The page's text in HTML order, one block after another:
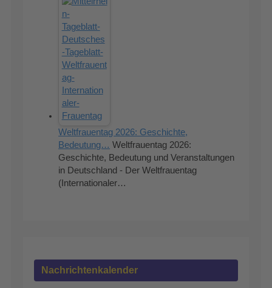
Weltfrauentag 2026: Geschichte,
Bedeutung… Weltfrauentag 2026:
Geschichte, Bedeutung und Veranstaltungen
in Deutschland - Der Weltfrauentag
(Internationaler…
Nachrichtenkalender